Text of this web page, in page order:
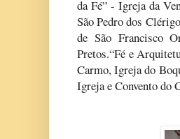
da Fé” - Igreja da
São Pedro dos
de São Francisco
Pretos.“Fé e
Carmo, Igreja do
Igreja e Convento do